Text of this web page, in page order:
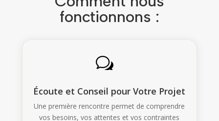
fonctionnons :
w
Écoute et Conseil pour Votre Projet
Une première rencontre permet de comprendre
vos besoins, vos attentes et vos contraintes